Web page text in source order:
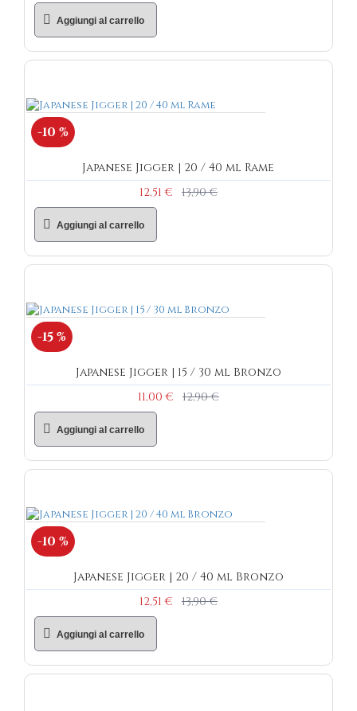
Aggiungi al carrello
-10 %
Japanese Jigger | 20 / 40 ml Rame
12,51 €
13,90 €
Aggiungi al carrello
-15 %
Japanese Jigger | 15 / 30 ml Bronzo
11,00 €
12,90 €
Aggiungi al carrello
-10 %
Japanese Jigger | 20 / 40 ml Bronzo
12,51 €
13,90 €
Aggiungi al carrello